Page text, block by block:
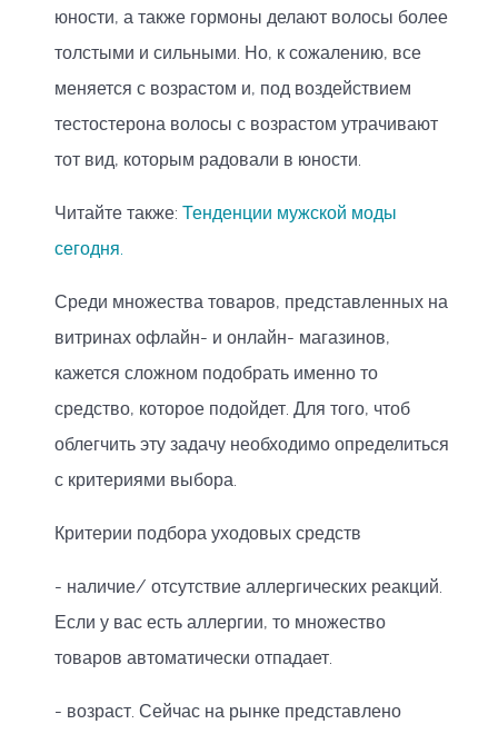
юности, а также гормоны делают волосы более
толстыми и сильными. Но, к сожалению, все
меняется с возрастом и, под воздействием
тестостерона волосы с возрастом утрачивают
тот вид, которым радовали в юности.
Читайте также: Тенденции мужской моды
сегодня.
Среди множества товаров, представленных на
витринах офлайн- и онлайн- магазинов,
кажется сложном подобрать именно то
средство, которое подойдет. Для того, чтоб
облегчить эту задачу необходимо определиться
с критериями выбора.
Критерии подбора уходовых средств
- наличие/ отсутствие аллергических реакций.
Если у вас есть аллергии, то множество
товаров автоматически отпадает.
- возраст. Сейчас на рынке представлено